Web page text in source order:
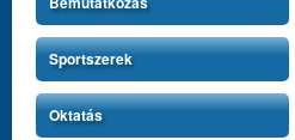
Sportszerek
Oktatás